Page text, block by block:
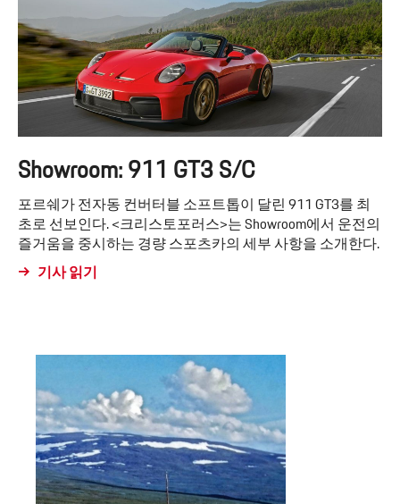
Showroom: 911 GT3 S/C
포르쉐가 전자동 컨버터블 소프트톱이 달린 911 GT3를 최
초로 선보인다. <크리스토포러스>는 Showroom에서 운전의
즐거움을 중시하는 경량 스포츠카의 세부 사항을 소개한다.
기사 읽기